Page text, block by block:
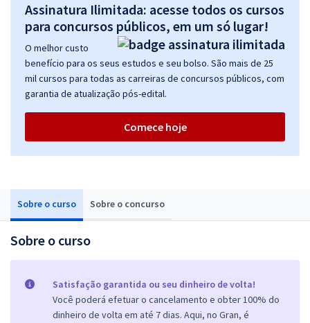
Sobre o curso Sobre o concurso
Sobre o curso
Satisfação garantida ou seu dinheiro de volta!
Você poderá efetuar o cancelamento e obter 100% do
dinheiro de volta em até 7 dias. Aqui, no Gran, é
Assinatura Ilimitada: acesse todos os cursos
para concursos públicos, em um só lugar!
O melhor custo
benefício para os seus estudos e seu bolso. São mais de 25
mil cursos para todas as carreiras de concursos públicos, com
garantia de atualização pós-edital.
Comece hoje